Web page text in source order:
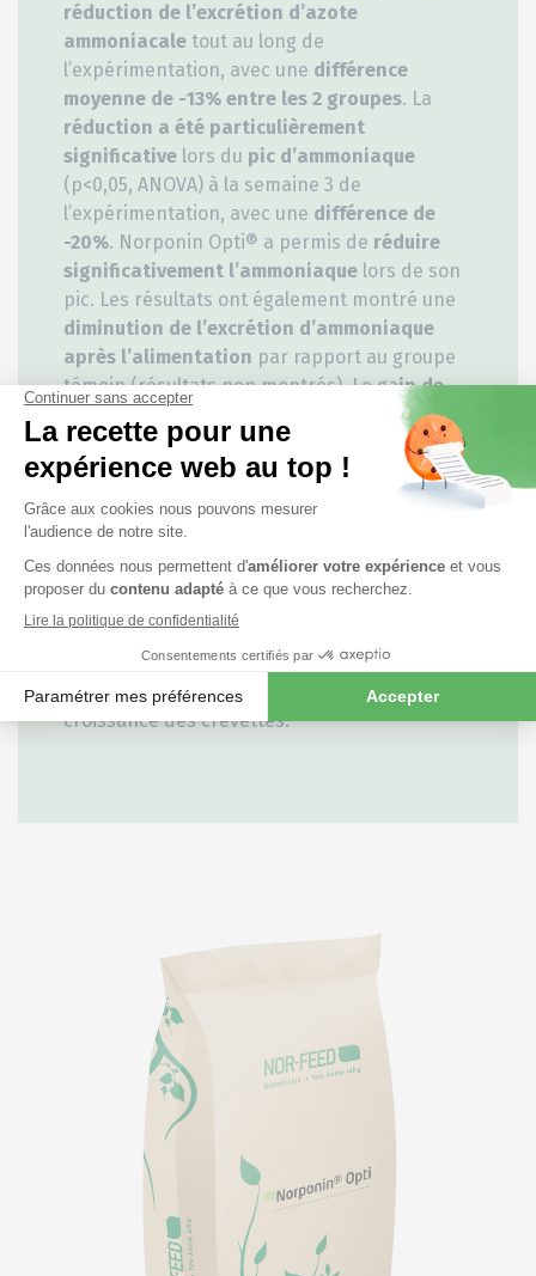
réduction de l’excrétion d’azote
ammoniacale tout au long de
l’expérimentation, avec une différence
moyenne de -13% entre les 2 groupes. La
réduction a été particulièrement
significative lors du pic d’ammoniaque
(p<0,05, ANOVA) à la semaine 3 de
l’expérimentation, avec une différence de
-20%. Norponin Opti® a permis de réduire
significativement l’ammoniaque lors de son
pic. Les résultats ont également montré une
diminution de l’excrétion d’ammoniaque
après l’alimentation par rapport au groupe
témoin (résultats non montrés). Le gain de
poids moyen du groupe Norponin® Optiétait
plus élevéà la fin de l’expérience mais n’était
pas significatif (Opti® : 0,73 ± 0,15 g vs.
Contrôle : 0,69 ± 0,15 g).
qu’unesupplémentation avec 500 ppmde cet
impact positif sur la gestion de l’azote
ammoniacal. Cependant, d’autres études sont
nécessaires pour évaluer les paramètres de
croissance des crevettes.